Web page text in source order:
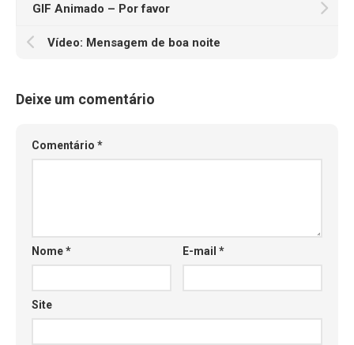
GIF Animado – Por favor
Vídeo: Mensagem de boa noite
Deixe um comentário
Comentário *
Nome* E-mail*
Site